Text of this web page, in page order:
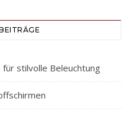
für stilvolle Beleuchtung